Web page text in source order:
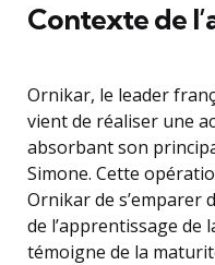
Contexte de
Ornikar, le leader
vient de réaliser une
absorbant son
Simone. Cette
Ornikar de s’emparer
de l’apprentissage de
témoigne de la